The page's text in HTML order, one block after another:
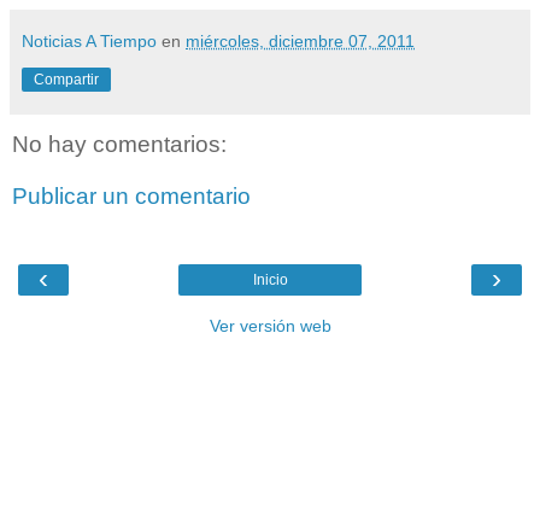
Noticias A Tiempo en miércoles, diciembre 07, 2011
Compartir
No hay comentarios:
Publicar un comentario
‹ ›
Inicio
Ver versión web